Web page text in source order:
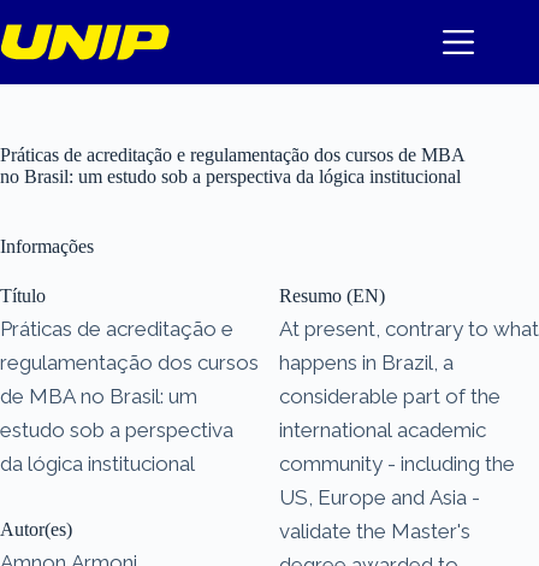
para
o
Práticas de acreditação e regulamentação dos cursos de MBA
no Brasil: um estudo sob a perspectiva da lógica institucional
Informações
Título
Práticas de acreditação e
regulamentação dos cursos
de MBA no Brasil: um
estudo sob a perspectiva
da lógica institucional
Autor(es)
Resumo (EN)
At present, contrary to what
happens in Brazil, a
considerable part of the
international academic
community - including the
US, Europe and Asia -
validate the Master's